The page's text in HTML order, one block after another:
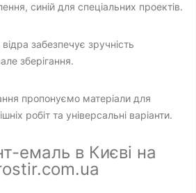
синій для спеціальних проектів.
забезпечує зручність
зберігання.
пропонуємо матеріали для
робіт та універсальні варіанти.
емаль в Києві на